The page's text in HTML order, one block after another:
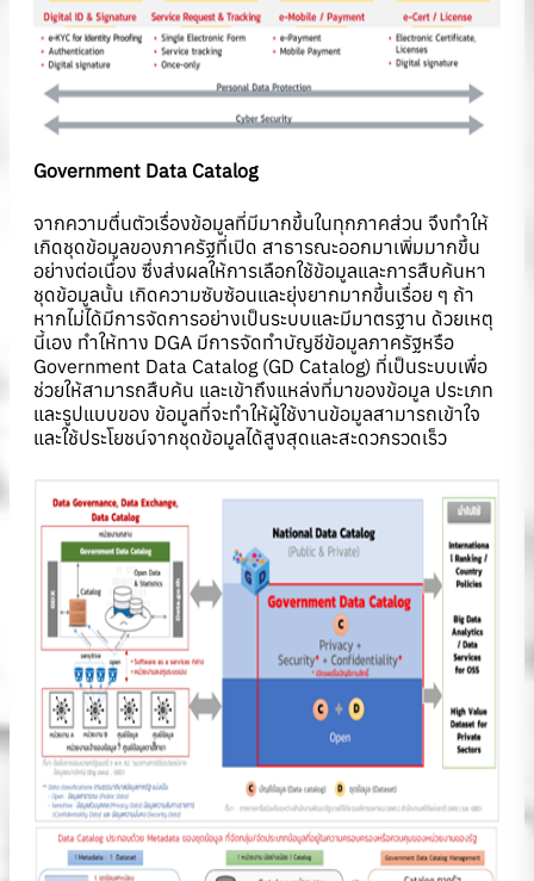
Government Data Catalog
จากความตื่นตัวเรื่องข้อมูลที่มีมากขึ้นในทุกภาคส่วน จึงทำให้
เกิดชุดข้อมูลของภาครัฐที่เปิด สาธารณะออกมาเพิ่มมากขึ้น
อย่างต่อเนื่อง ซึ่งส่งผลให้การเลือกใช้ข้อมูลและการสืบค้นหา
ชุดข้อมูลนั้น เกิดความซับซ้อนและยุ่งยากมากขึ้นเรื่อย ๆ ถ้า
หากไม่ได้มีการจัดการอย่างเป็นระบบและมีมาตรฐาน ด้วยเหตุ
นี้เอง ทำให้ทาง DGA มีการจัดทำบัญชีข้อมูลภาครัฐหรือ
Government Data Catalog (GD Catalog) ที่เป็นระบบเพื่อ
ช่วยให้สามารถสืบค้น และเข้าถึงแหล่งที่มาของข้อมูล ประเภท
และรูปแบบของ ข้อมูลที่จะทำให้ผู้ใช้งานข้อมูลสามารถเข้าใจ
และใช้ประโยชน์จากชุดข้อมูลได้สูงสุดและสะดวกรวดเร็ว